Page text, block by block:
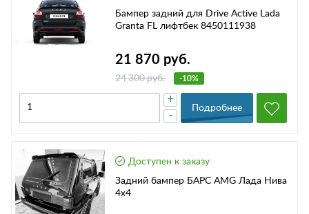
Бампер задний для Drive Active Lada
Granta FL лифтбек 8450111938
21 870 руб.
24 300 руб. -10%
-
+
Подробнее
Доступен к заказу
Задний бампер БАРС AMG Лада Нива
4х4